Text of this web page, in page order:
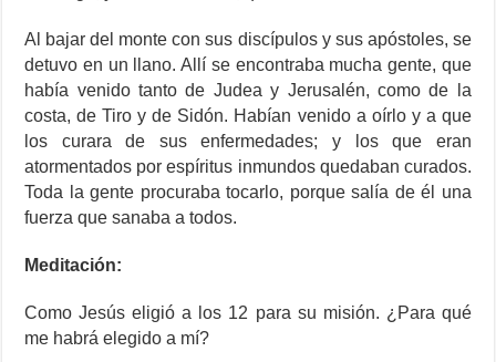
Al bajar del monte con sus discípulos y sus apóstoles, se
detuvo en un llano. Allí se encontraba mucha gente, que
había venido tanto de Judea y Jerusalén, como de la
costa, de Tiro y de Sidón. Habían venido a oírlo y a que
los curara de sus enfermedades; y los que eran
atormentados por espíritus inmundos quedaban curados.
Toda la gente procuraba tocarlo, porque salía de él una
fuerza que sanaba a todos.
Meditación:
Como Jesús eligió a los 12 para su misión. ¿Para qué
me habrá elegido a mí?